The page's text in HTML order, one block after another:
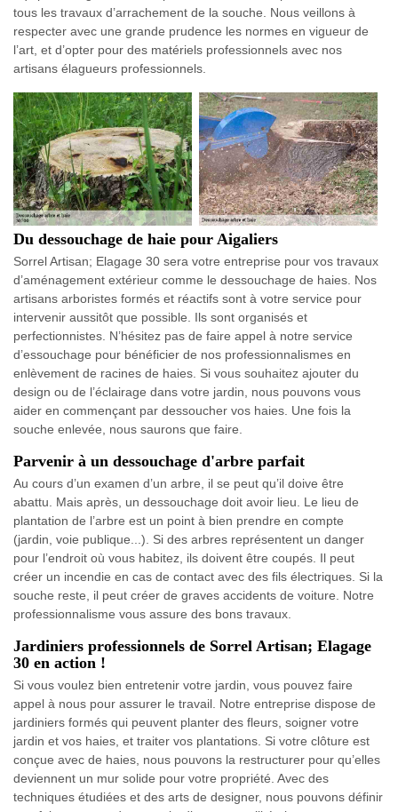
tous les travaux d’arrachement de la souche. Nous veillons à
respecter avec une grande prudence les normes en vigueur de
l’art, et d’opter pour des matériels professionnels avec nos
artisans élagueurs professionnels.
Du dessouchage de haie pour Aigaliers
Sorrel Artisan; Elagage 30 sera votre entreprise pour vos travaux
d’aménagement extérieur comme le dessouchage de haies. Nos
artisans arboristes formés et réactifs sont à votre service pour
intervenir aussitôt que possible. Ils sont organisés et
perfectionnistes. N’hésitez pas de faire appel à notre service
d’essouchage pour bénéficier de nos professionnalismes en
enlèvement de racines de haies. Si vous souhaitez ajouter du
design ou de l’éclairage dans votre jardin, nous pouvons vous
aider en commençant par dessoucher vos haies. Une fois la
souche enlevée, nous saurons que faire.
Parvenir à un dessouchage d'arbre parfait
Au cours d’un examen d’un arbre, il se peut qu’il doive être
abattu. Mais après, un dessouchage doit avoir lieu. Le lieu de
plantation de l’arbre est un point à bien prendre en compte
(jardin, voie publique...). Si des arbres représentent un danger
pour l’endroit où vous habitez, ils doivent être coupés. Il peut
créer un incendie en cas de contact avec des fils électriques. Si la
souche reste, il peut créer de graves accidents de voiture. Notre
professionnalisme vous assure des bons travaux.
Jardiniers professionnels de Sorrel Artisan; Elagage
30 en action !
Si vous voulez bien entretenir votre jardin, vous pouvez faire
appel à nous pour assurer le travail. Notre entreprise dispose de
jardiniers formés qui peuvent planter des fleurs, soigner votre
jardin et vos haies, et traiter vos plantations. Si votre clôture est
conçue avec de haies, nous pouvons la restructurer pour qu’elles
deviennent un mur solide pour votre propriété. Avec des
techniques étudiées et des arts de designer, nous pouvons définir